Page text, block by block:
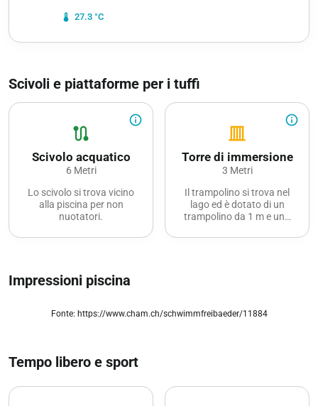
device_thermostat 27.3 °C
Scivoli e piattaforme per i tuffi
info_outline
route
Scivolo acquatico
6 Metri
Lo scivolo si trova vicino
alla piscina per non
nuotatori.
info_outline
vertical_shades_closed
Torre di immersione
3 Metri
Il trampolino si trova nel
lago ed è dotato di un
trampolino da 1 m e uno
Impressioni piscina
Fonte: https://www.cham.ch/schwimmfreibaeder/11884
Tempo libero e sport